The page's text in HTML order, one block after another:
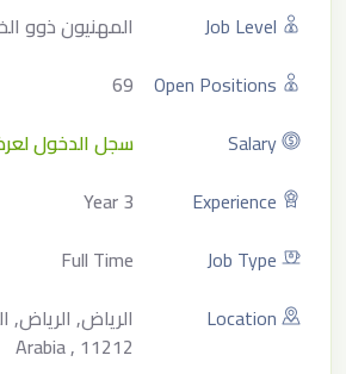
Job Level
المهنيون ذوو
Open Positions
69
Salary
سجل الدخول
Experience
3 Year
Job Type
Full Time
Location
Arabia , 11212